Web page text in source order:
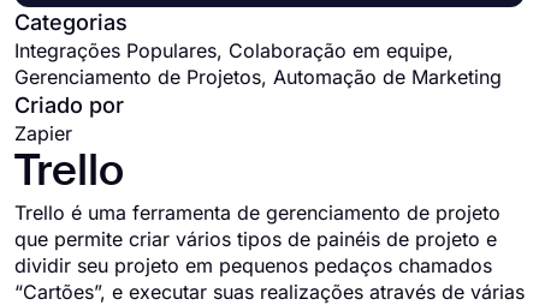
Categorias
Integrações Populares, Colaboração em equipe,
Gerenciamento de Projetos, Automação de Marketing
Criado por
Zapier
Trello
Trello é uma ferramenta de gerenciamento de projeto
que permite criar vários tipos de painéis de projeto e
dividir seu projeto em pequenos pedaços chamados
“Cartões”, e executar suas realizações através de várias